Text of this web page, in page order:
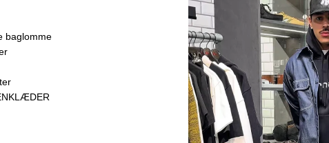
baglomme